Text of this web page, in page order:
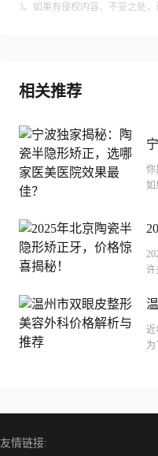
3、如果有侵权内容、不妥之处，
相关推荐
你
如
许
对
近
友情链接: